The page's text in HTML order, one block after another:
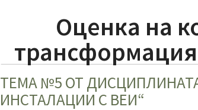
Оценка на
трансформация
ТЕМА №5 ОТ
ИНСТАЛАЦИИ С ВЕИ“